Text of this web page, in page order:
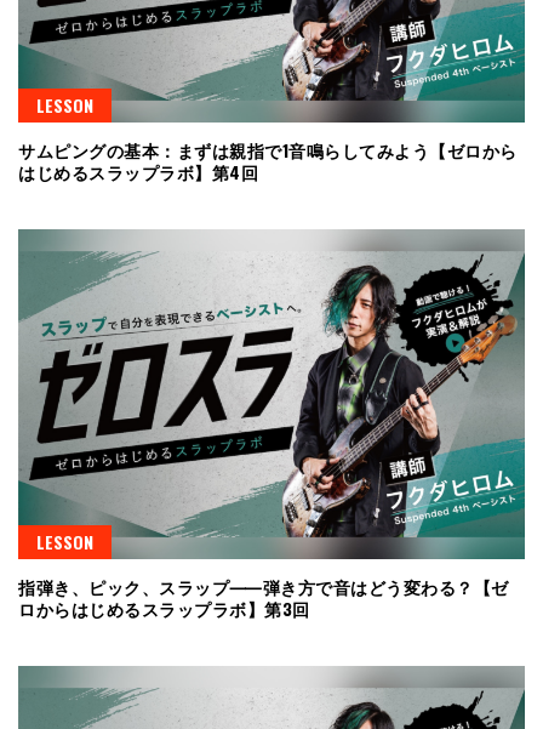
LESSON
サムピングの基本：まずは親指で1音鳴らしてみよう【ゼロから
はじめるスラップラボ】第4回
LESSON
指弾き、ピック、スラップ⸺弾き方で音はどう変わる？【ゼ
ロからはじめるスラップラボ】第3回